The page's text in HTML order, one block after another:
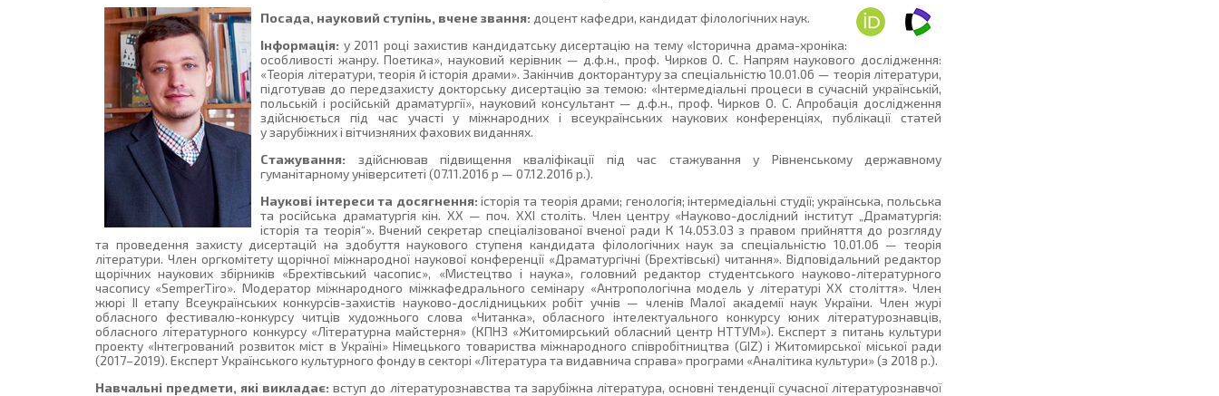
Посада, науковий ступінь, вчене звання: доцент кафедри, кандидат філологічних наук.
Інформація: у 2011 році захистив кандидатську дисертацію на тему «Історична драма-хроніка:
особливості жанру. Поетика», науковий керівник — д.ф.н., проф. Чирков О. С. Напрям наукового дослідження:
«Теорія літератури, теорія й історія драми». Закінчив докторантуру за спеціальністю 10.01.06 — теорія літератури,
підготував до передзахисту докторську дисертацію за темою: «Інтермедіальні процеси в сучасній українській,
польській і російській драматургії», науковий консультант — д.ф.н., проф. Чирков О. С. Апробація дослідження
здійснюється під час участі у міжнародних і всеукраїнських наукових конференціях, публікації статей
у зарубіжних і вітчизняних фахових виданнях.
Стажування: здійснював підвищення кваліфікації під час стажування у Рівненському державному
гуманітарному університеті (07.11.2016 р — 07.12.2016 р.).
Наукові інтереси та досягнення: історія та теорія драми; генологія; інтермедіальні студії; українська, польська
та російська драматургія кін. ХХ — поч. ХХІ століть. Член центру «Науково-дослідний інститут „Драматургія:
історія та теорія“». Вчений секретар спеціалізованої вченої ради К 14.053.03 з правом прийняття до розгляду
та проведення захисту дисертацій на здобуття наукового ступеня кандидата філологічних наук за спеціальністю 10.01.06 — теорія
літератури. Член оргкомітету щорічної міжнародної наукової конференції «Драматургічні (Брехтівські) читання». Відповідальний редактор
щорічних наукових збірників «Брехтівський часопис», «Мистецтво і наука», головний редактор студентського науково-літературного
часопису «SemperTiro». Модератор міжнародного міжкафедрального семінару «Антропологічна модель у літературі ХХ століття». Член
жюрі II етапу Всеукраїнських конкурсів-захистів науково-дослідницьких робіт учнів — членів Малої академії наук України. Член журі
обласного фестивалю-конкурсу читців художнього слова «Читанка», обласного інтелектуального конкурсу юних літературознавців,
обласного літературного конкурсу «Літературна майстерня» (КПНЗ «Житомирський обласний центр НТТУМ»). Експерт з питань культури
проекту «Інтегрований розвиток міст в Україні» Німецького товариства міжнародного співробітництва (GIZ) і Житомирської міської ради
(2017–2019). Експерт Українського культурного фонду в секторі «Література та видавнича справа» програми «Аналітика культури» (з 2018 р.).
Навчальні предмети, які викладає: вступ до літературознавства та зарубіжна література, основні тенденції сучасної літературознавчої